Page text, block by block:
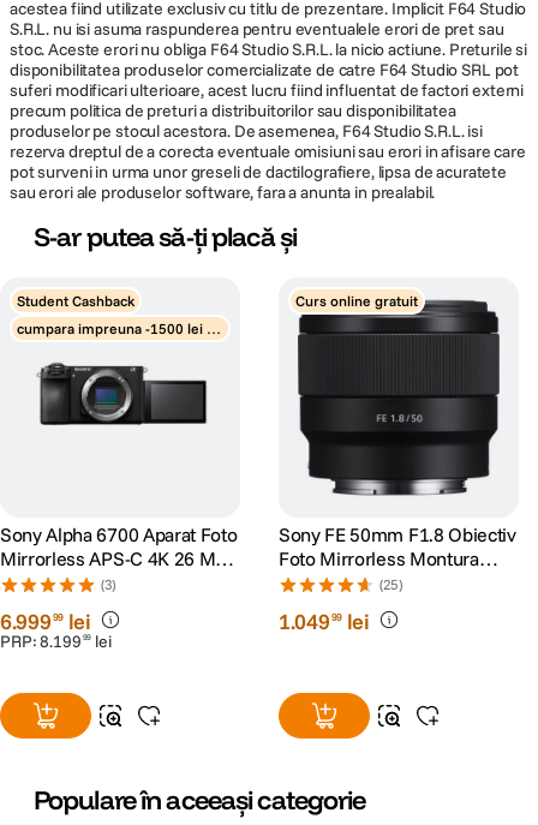
acestea fiind utilizate exclusiv cu titlu de prezentare. Implicit F64 Studio
S.R.L. nu isi asuma raspunderea pentru eventualele erori de pret sau
stoc. Aceste erori nu obliga F64 Studio S.R.L. la nicio actiune. Preturile si
disponibilitatea produselor comercializate de catre F64 Studio SRL pot
suferi modificari ulterioare, acest lucru fiind influentat de factori externi
precum politica de preturi a distribuitorilor sau disponibilitatea
produselor pe stocul acestora. De asemenea, F64 Studio S.R.L. isi
rezerva dreptul de a corecta eventuale omisiuni sau erori in afisare care
pot surveni in urma unor greseli de dactilografiere, lipsa de acuratete
sau erori ale produselor software, fara a anunta in prealabil.
S-ar putea să-ți placă și
Student Cashback
cumpara impreuna -1500 lei di
Sony Alpha 6700 Aparat Foto
Mirrorless APS-C 4K 26 MP
Body
(3)
6.99999 lei
PRP:8.199 99 lei
Curs online gratuit
Sony FE 50mm F1.8 Obiectiv
Foto Mirrorless Montura
Sony E
(25)
1.04999 lei
Populare în aceeași categorie